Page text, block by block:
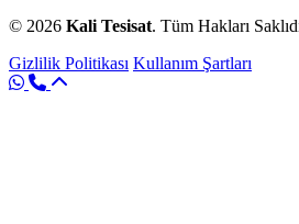
© 2026 Kali Tesisat. Tüm Hakları
Gizlilik Politikası Kullanım Şartları